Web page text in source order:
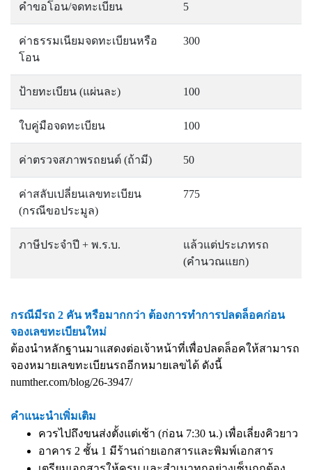
คำขอโอน/จดทะเบียน 5
ค่าธรรมเนียมจดทะเบียนหรือ
โอน
300
ป้ายทะเบียน (แผ่นละ) 100
ใบคู่มือจดทะเบียน 100
ค่าตรวจสภาพรถยนต์ (ถ้ามี) 50
ค่าสลับเปลี่ยนเลขทะเบียน
(กรณีขอประมูล)
775
ภาษีประจำปี + พ.ร.บ.
แล้วแต่ประเภทรถ
(คำนวณแยก)
กรณีมีรถ 2 คัน หรือมากกว่า ต้องการทำการปลดล็อคก่อน
จองเลขทะเบียนใหม่
ต้องนำหลักฐานมาแสดงต่อเจ้าหน้าที่เพื่อปลดล็อคให้สามารถ
จองหมายเลขทะเบียนรถอีกหมายเลขได้ ดังนี้
numther.com/blog/26-3947/
คำแนะนำเพิ่มเติม
ควรไปถึงขนส่งตั้งแต่เช้า (ก่อน 7:30 น.) เพื่อเลี่ยงคิวยาว
อาคาร 2 ชั้น 1 มีร้านถ่ายเอกสารและพิมพ์เอกสาร